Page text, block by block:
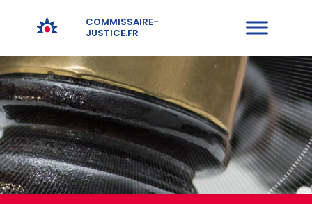
COMMISSAIRE-
JUSTICE.FR